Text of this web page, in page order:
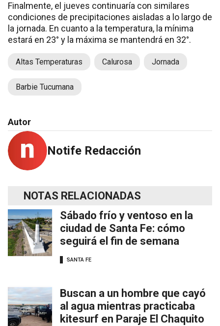
Finalmente, el jueves continuaría con similares
condiciones de precipitaciones aisladas a lo largo de
la jornada. En cuanto a la temperatura, la mínima
estará en 23° y la máxima se mantendrá en 32°.
Altas Temperaturas Calurosa Jornada
Barbie Tucumana
Autor
Notife Redacción
NOTAS RELACIONADAS
Sábado frío y ventoso en la
ciudad de Santa Fe: cómo
seguirá el fin de semana
SANTA FE
Buscan a un hombre que cayó
al agua mientras practicaba
kitesurf en Paraje El Chaquito